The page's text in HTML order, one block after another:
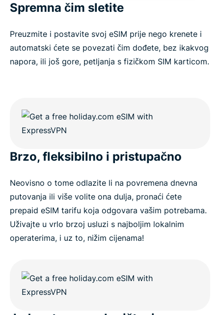
Spremna čim sletite
Preuzmite i postavite svoj eSIM prije nego krenete i
automatski ćete se povezati čim dođete, bez ikakvog
napora, ili još gore, petljanja s fizičkom SIM karticom.
Brzo, fleksibilno i pristupačno
Neovisno o tome odlazite li na povremena dnevna
putovanja ili više volite ona dulja, pronaći ćete
prepaid eSIM tarifu koja odgovara vašim potrebama.
Uživajte u vrlo brzoj usluzi s najboljim lokalnim
operaterima, i uz to, nižim cijenama!